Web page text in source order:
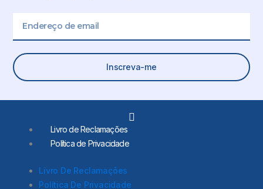
Inscreva-me
Livro de Reclamações
Política de Privacidade
Livro De Reclamações
Política De Privacidade
L